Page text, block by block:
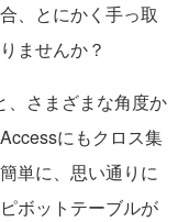
、とにかく手っ取
ませんか？
さまざまな角度か
にもクロス集
単に、思い通りに
ボットテーブルが